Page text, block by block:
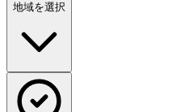
地域を選択